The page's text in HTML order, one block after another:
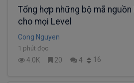
Tổng hợp những bộ mã
cho mọi Level
Cong Nguyen
1 phút đọc
4.0K 20 4 16